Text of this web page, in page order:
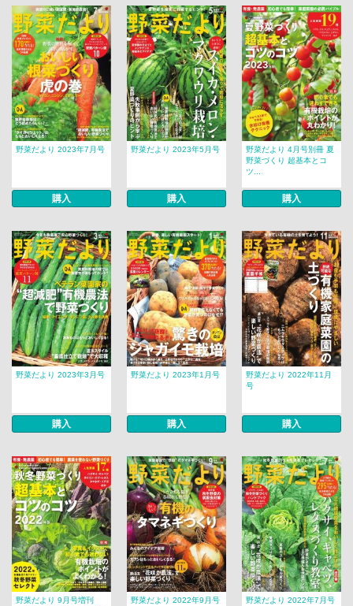
野菜だより 2023年7月号
購入
野菜だより 2023年5月号
購入
野菜だより 4月号別冊 夏
野菜づくり 超基本とコ
ツ...
購入
野菜だより 2023年3月号
購入
野菜だより 2023年1月号
購入
野菜だより 2022年11月
号
購入
野菜だより 9月号増刊
野菜だより 2022年9月号 野菜だより 2022年7月号